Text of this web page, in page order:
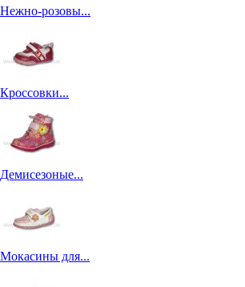
Нежно-розовы...
Кроссовки...
Демисезоные...
Мокасины для...